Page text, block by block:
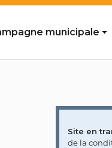
municipale
Site en
de la